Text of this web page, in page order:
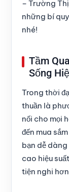
– Trường
những bí
nhé!
Tầm
Sống
Trong thời
thuần là
nối cho mọi
đến mua
bạn dễ
cao hiệu
tiện nghi